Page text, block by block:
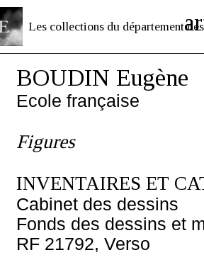
Les collections du département des
BOUDIN Eugène
Ecole française
Figures
INVENTAIRES ET
Cabinet des dessins
Fonds des dessins et
RF 21792, Verso